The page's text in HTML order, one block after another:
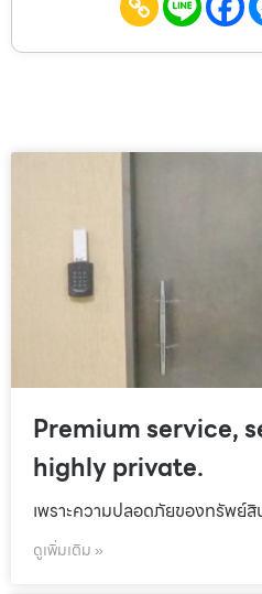
Premium service,
highly private.
เพราะความปลอดภัยของทรัพย์
ดูเพิ่มเติม »